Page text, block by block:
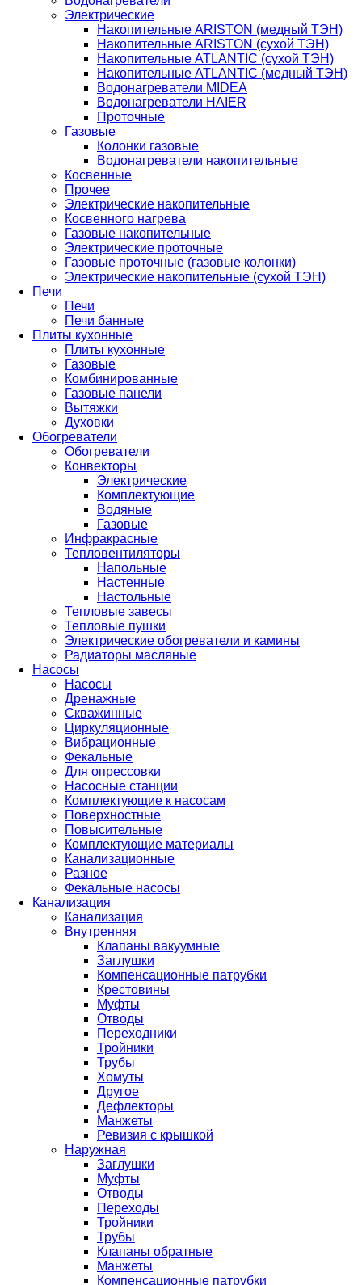
Электрические
Накопительные ARISTON (медный ТЭН)
Накопительные ARISTON (сухой ТЭН)
Накопительные ATLANTIC (сухой ТЭН)
Накопительные ATLANTIC (медный ТЭН)
Водонагреватели MIDEA
Водонагреватели HAIER
Проточные
Газовые
Колонки газовые
Водонагреватели накопительные
Косвенные
Прочее
Электрические накопительные
Косвенного нагрева
Газовые накопительные
Электрические проточные
Газовые проточные (газовые колонки)
Электрические накопительные (сухой ТЭН)
Печи
Печи
Печи банные
Плиты кухонные
Плиты кухонные
Газовые
Комбинированные
Газовые панели
Вытяжки
Духовки
Обогреватели
Обогреватели
Конвекторы
Электрические
Комплектующие
Водяные
Газовые
Инфракрасные
Тепловентиляторы
Напольные
Настенные
Настольные
Тепловые завесы
Тепловые пушки
Электрические обогреватели и камины
Радиаторы масляные
Насосы
Насосы
Дренажные
Скважинные
Циркуляционные
Вибрационные
Фекальные
Для опрессовки
Насосные станции
Комплектующие к насосам
Поверхностные
Повысительные
Комплектующие материалы
Канализационные
Разное
Фекальные насосы
Канализация
Канализация
Внутренняя
Клапаны вакуумные
Заглушки
Компенсационные патрубки
Крестовины
Муфты
Отводы
Переходники
Тройники
Трубы
Хомуты
Другое
Дефлекторы
Манжеты
Ревизия с крышкой
Наружная
Заглушки
Муфты
Отводы
Переходы
Тройники
Трубы
Клапаны обратные
Манжеты
Компенсационные патрубки